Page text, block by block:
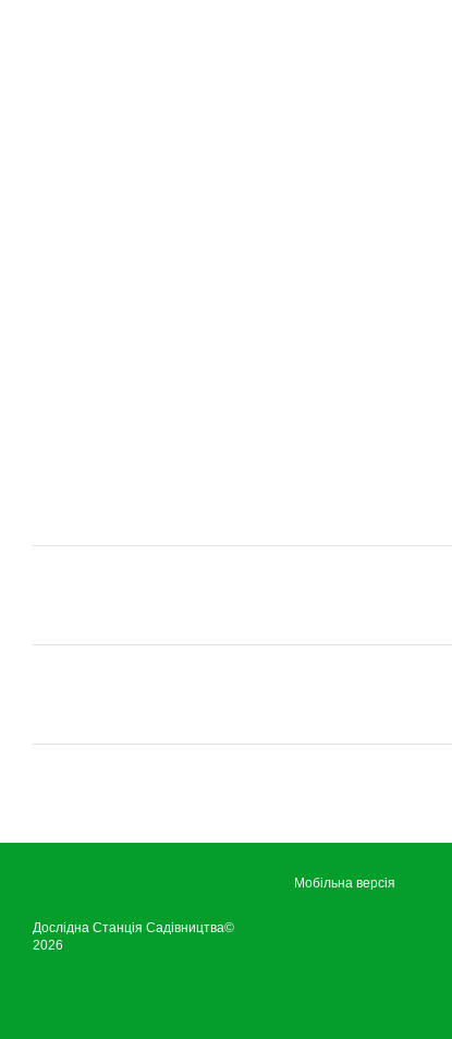
Дослідна Станція Садівництва©
2026
Мобільна версія